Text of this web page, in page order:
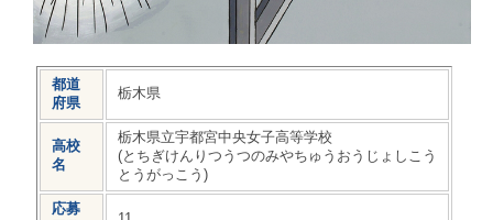
都道
府県
栃木県
高校
名
栃木県立宇都宮中央女子高等学校
(とちぎけんりつうつのみやちゅうおうじょしこう
とうがっこう)
応募